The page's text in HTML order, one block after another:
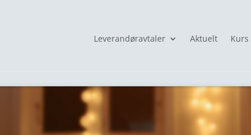
Leverandøravtaler Aktuelt Kurs